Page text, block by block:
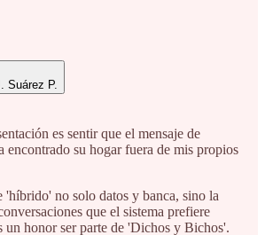
Suárez P.
es sentir que el mensaje de
encontrado su hogar fuera de mis propios
'híbrido' no solo datos y banca, sino la
que el sistema prefiere
un honor ser parte de 'Dichos y Bichos'.